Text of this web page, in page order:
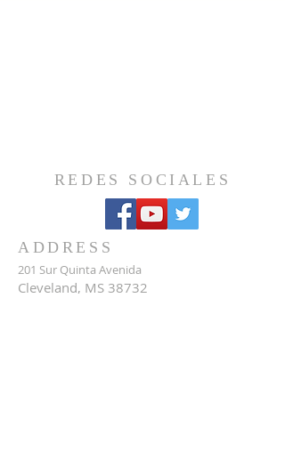
REDES SOCIALES
ADDRESS
201 Sur Quinta Avenida
Cleveland, MS 38732